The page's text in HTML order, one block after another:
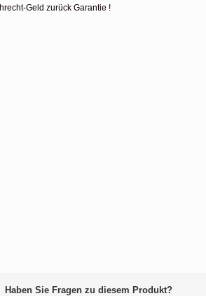
Geld zurück Garantie !
Haben Sie Fragen zu diesem Produkt?